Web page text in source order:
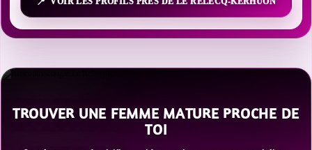
TROUVER UNE FEMME MATURE PROCHE DE
TOI